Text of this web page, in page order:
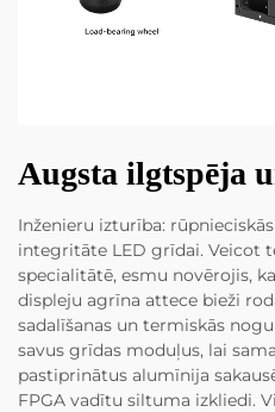
Augsta ilgtspēja
Inženieru izturība:
integritāte LED grīdai. Veicot
specialitātē, esmu novērojis,
displeju agrīna attece bieži
sadalīšanas un termiskās
savus grīdas moduļus, lai
pastiprinātus alumīnija
FPGA vadītu siltuma izkliedi.